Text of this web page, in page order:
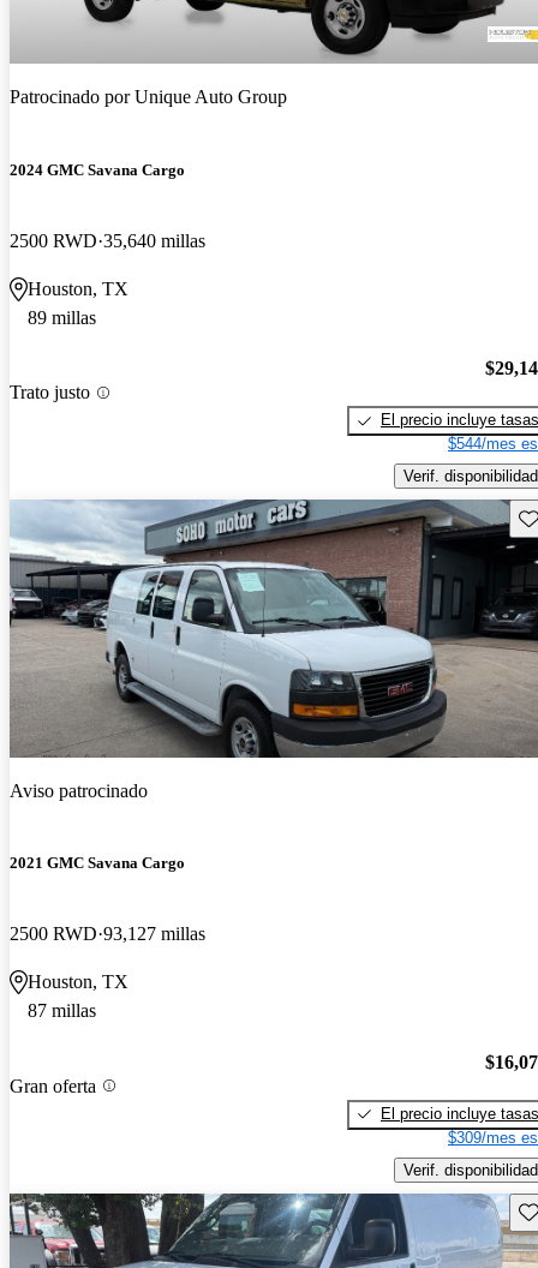
Patrocinado porUnique Auto Group
2024 GMC Savana Cargo
2500 RWD 35,640 millas
Houston, TX
89 millas
Trato justo
El precio incluye tasas
$544/mes
Verif. disponibilidad
Aviso patrocinado
2021 GMC Savana Cargo
2500 RWD 93,127 millas
Houston, TX
87 millas
Gran oferta
El precio incluye tasas
$309/mes
Verif. disponibilidad